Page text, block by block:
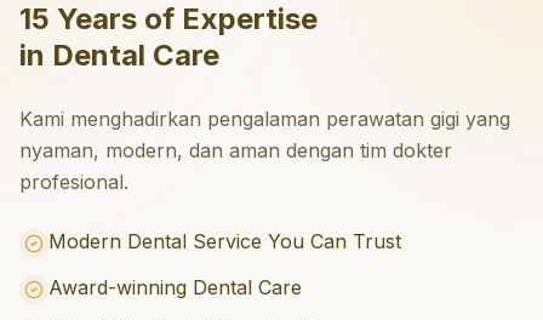
15 Years of Expertise
in Dental Care
Kami menghadirkan pengalaman perawatan gigi yang
nyaman, modern, dan aman dengan tim dokter
profesional.
Modern Dental Service You Can Trust
Award-winning Dental Care